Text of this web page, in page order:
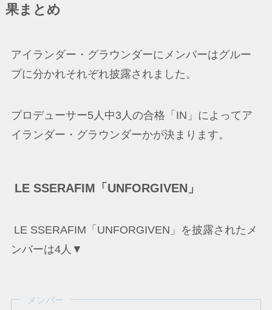
果まとめ
アイランダー・グラウンダーにメンバーはグルー
プに分かれそれぞれ披露されました。
プロデューサー5人中3人の合格「IN」によってア
イランダー・グラウンダーかが決まります。
LE SSERAFIM「UNFORGIVEN」
LE SSERAFIM「UNFORGIVEN」を披露されたメ
ンバーは4人▼
メンバー